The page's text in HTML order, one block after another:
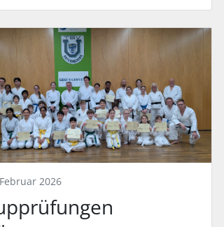
2026